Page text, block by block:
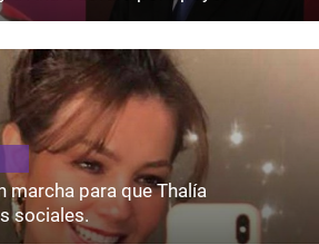
marcha para que Thalía
sociales.